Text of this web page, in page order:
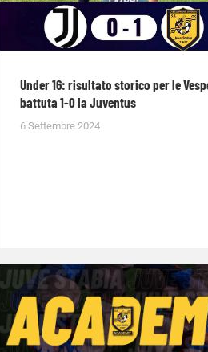
Under 16: risultato storico per le
battuta 1-0 la Juventus
6 Settembre 2024